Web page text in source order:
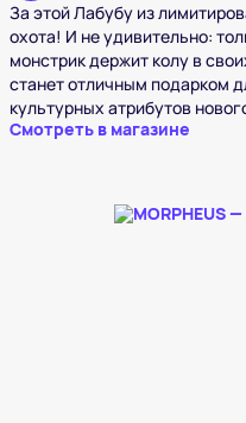
За этой Лабубу из
охота! И не удивительно:
монстрик держит колу в
станет отличным подарком
культурных атрибутов
Смотреть в магазине